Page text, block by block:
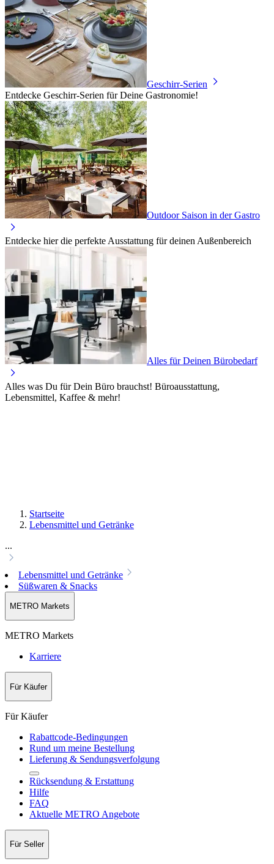
Geschirr-Serien
Entdecke Geschirr-Serien für Deine Gastronomie!
Outdoor Saison in der Gastro
Entdecke hier die perfekte Ausstattung für deinen Außenbereich
Alles für Deinen Bürobedarf
Alles was Du für Dein Büro brauchst! Büroausstattung,
Lebensmittel, Kaffee & mehr!
Startseite
Lebensmittel und Getränke
...
Lebensmittel und Getränke
Süßwaren & Snacks
METRO Markets
METRO Markets
Karriere
Für Käufer
Für Käufer
Rabattcode-Bedingungen
Rund um meine Bestellung
Lieferung & Sendungsverfolgung
Rücksendung & Erstattung
Hilfe
FAQ
Aktuelle METRO Angebote
Für Seller